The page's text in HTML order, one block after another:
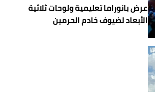
عرض بانوراما تعليمية ولوحات ثلاثية
الأبعاد لضيوف خادم الحرمين